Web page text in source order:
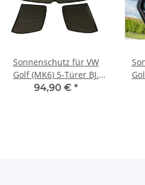
Sonnenschutz für VW
Golf (MK6) 5-Türer BJ.
09-12, 4-teilig
94,90 € *